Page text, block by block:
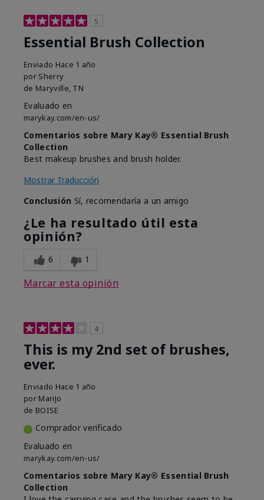
5
Essential Brush Collection
Enviado Hace 1 año
por Sherry
de Maryville, TN
Evaluado en
marykay.com/en-us/
Comentarios sobre Mary Kay® Essential Brush
Collection
Best makeup brushes and brush holder.
Mostrar Traducción
Conclusión Sí, recomendaría a un amigo
¿Le ha resultado útil esta
opinión?
6 1
Marcar esta opinión
4
This is my 2nd set of brushes,
ever.
Enviado Hace 1 año
por MariJo
de BOISE
Comprador verificado
Evaluado en
marykay.com/en-us/
Comentarios sobre Mary Kay® Essential Brush
Collection